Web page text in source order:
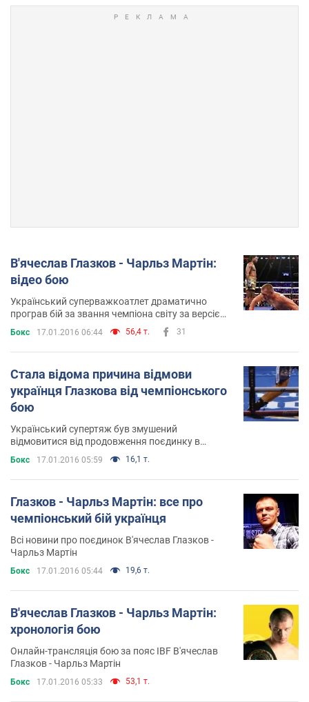
В'ячеслав Глазков - Чарльз Мартін:
відео бою
Український суперважкоатлет драматично
програв бій за звання чемпіона світу за версією
Бокс 17.01.2016 06:44 56,4 т. 31
Стала відома причина відмови
українця Глазкова від чемпіонського
бою
Український супертяж був змушений
відмовитися від продовження поєдинку в
Бокс 17.01.2016 05:59 16,1 т.
Глазков - Чарльз Мартін: все про
чемпіонський бій українця
Всі новини про поєдинок В'ячеслав Глазков -
Чарльз Мартін
Бокс 17.01.2016 05:44 19,6 т.
В'ячеслав Глазков - Чарльз Мартін:
хронологія бою
Онлайн-трансляція бою за пояс IBF В'ячеслав
Глазков - Чарльз Мартін
Бокс 17.01.2016 05:33 53,1 т.